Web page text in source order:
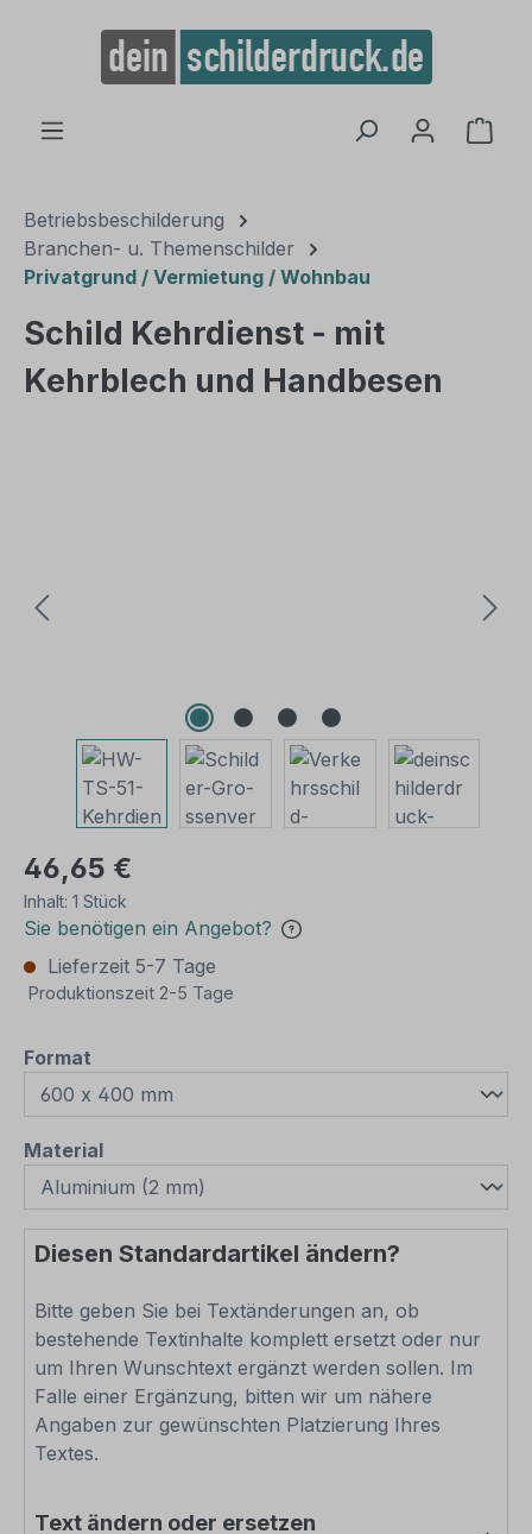
springen
Betriebsbeschilderung
Branchen- u. Themenschilder
Privatgrund / Vermietung / Wohnbau
Schild Kehrdienst - mit
Kehrblech und Handbesen
46,65 €
Inhalt: 1 Stück
Sie benötigen ein Angebot?
Lieferzeit 5-7 Tage
Produktionszeit 2-5 Tage
Format
Materialauswählen
Diesen Standardartikel ändern?
Bitte geben Sie bei Textänderungen an, ob
bestehende Textinhalte komplett ersetzt oder nur
um Ihren Wunschtext ergänzt werden sollen. Im
Falle einer Ergänzung, bitten wir um nähere
Angaben zur gewünschten Platzierung Ihres
Textes.
Text ändern oder ersetzen